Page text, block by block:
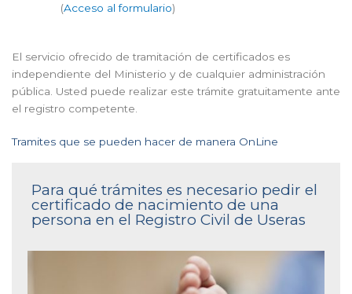
(Acceso al formulario)
El servicio ofrecido de tramitación de certificados es
independiente del Ministerio y de cualquier administración
pública. Usted puede realizar este trámite gratuitamente ante
el registro competente.
Tramites que se pueden hacer de manera OnLine
Para qué trámites es necesario pedir el
certificado de nacimiento de una
persona en el Registro Civil de Useras